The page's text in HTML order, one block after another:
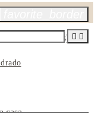
 